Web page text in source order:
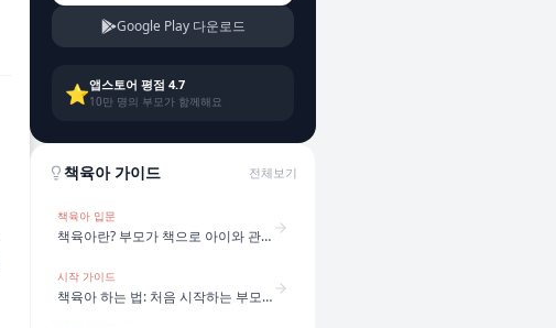
Google Play 다운로드
⭐앱스토어 평점 4.7
10만 명의 부모가 함께해요
책육아 가이드 전체보기
책육아 입문
책육아란? 부모가 책으로 아이와 관계를 만드는 방법
시작 가이드
책육아 하는 법: 처음 시작하는 부모를 위한 5단계